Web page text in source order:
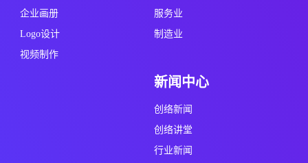
企业画册
Logo设计
视频制作
服务业
制造业
新闻中心
创络新闻
创络讲堂
行业新闻